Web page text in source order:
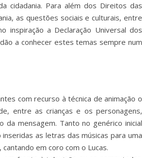
cidadania. Para além dos Direitos das
as questões sociais e culturais, entre
inspiração a Declaração Universal dos
a conhecer estes temas sempre num
com recurso à técnica de animação o
entre as crianças e os personagens,
mensagem. Tanto no genérico inicial
as letras das músicas para uma
em coro com o Lucas.